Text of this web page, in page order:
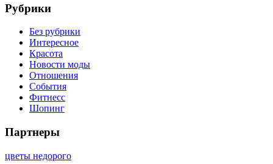
Рубрики
Без рубрики
Интересное
Красота
Новости моды
Отношения
События
Фитнесс
Шопинг
Партнеры
цветы недорого